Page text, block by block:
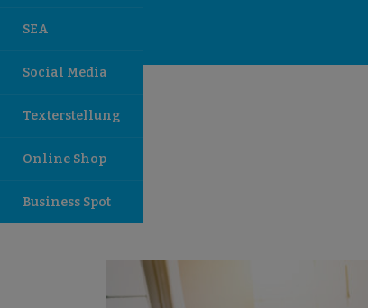
SEA
Social Media
Texterstellung
Online Shop
Business Spot